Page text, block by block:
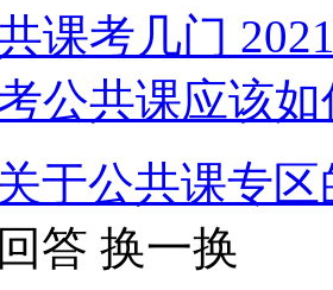
课考几门
公共课应该
于公共课专区
答 换一换